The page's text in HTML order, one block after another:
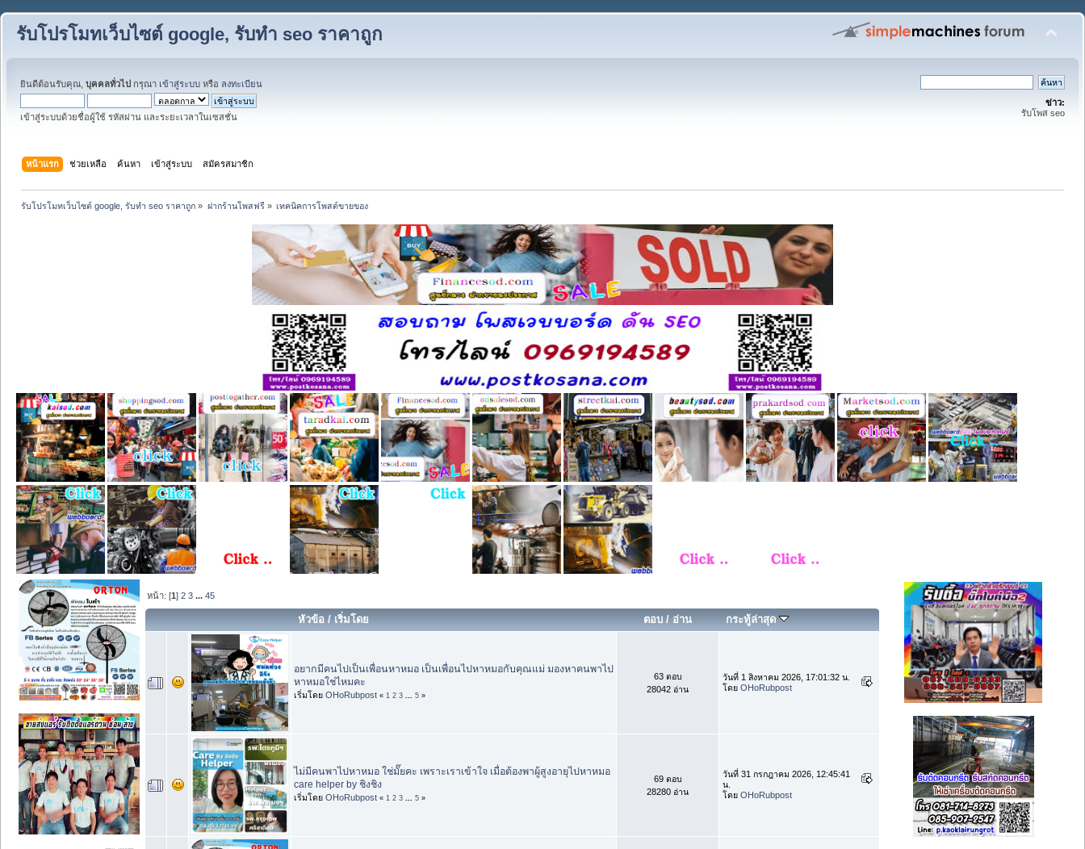
รับโปรโมทเว็บไซต์ google, รับทำ seo ราคาถูก
ยินดีต้อนรับคุณ, บุคคลทั่วไป กรุณา เข้าสู่ระบบ หรือ ลงทะเบียน
เข้าสู่ระบบด้วยชื่อผู้ใช้ รหัสผ่าน และระยะเวลาในเซสชั่น
ข่าว:
รับโพส seo
หน้าแรก ช่วยเหลือ ค้นหา เข้าสู่ระบบ สมัครสมาชิก
รับโปรโมทเว็บไซต์ google, รับทำ seo ราคาถูก » ฝากร้านโพสฟรี» เทคนิคการโพสต์ขายของ
หน้า: [1]2 3 ...45
หัวข้อ / เริ่มโดย ตอบ/ อ่าน กระทู้ล่าสุด
อยากมีคนไปเป็นเพื่อนหาหมอ เป็นเพื่อนไปหาหมอกับคุณแม่ มองหาคนพาไป
หาหมอใช่ไหมคะ
เริ่มโดย OHoRubpost « 1 2 3 5 »
63 ตอบ
28042 อ่าน
วันที่ 1 สิงหาคม 2026, 17:01:32 น.
โดย OHoRubpost
ไม่มีคนพาไปหาหมอ ใช่มั๊ยคะ เพราะเราเข้าใจ เมื่อต้องพาผู้สูงอายุไปหาหมอ
care helper by ชิงชิง
เริ่มโดย OHoRubpost « 1 2 3 5 »
69 ตอบ
28280 อ่าน
วันที่ 31 กรกฎาคม 2026, 12:45:41
น.
โดย OHoRubpost